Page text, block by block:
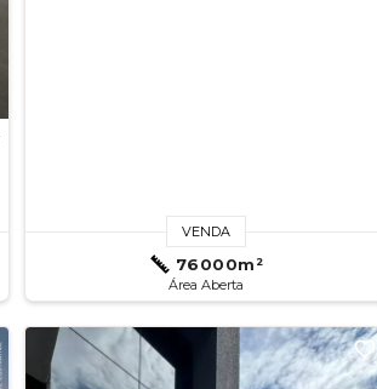
VENDA
76000m²
Área Aberta